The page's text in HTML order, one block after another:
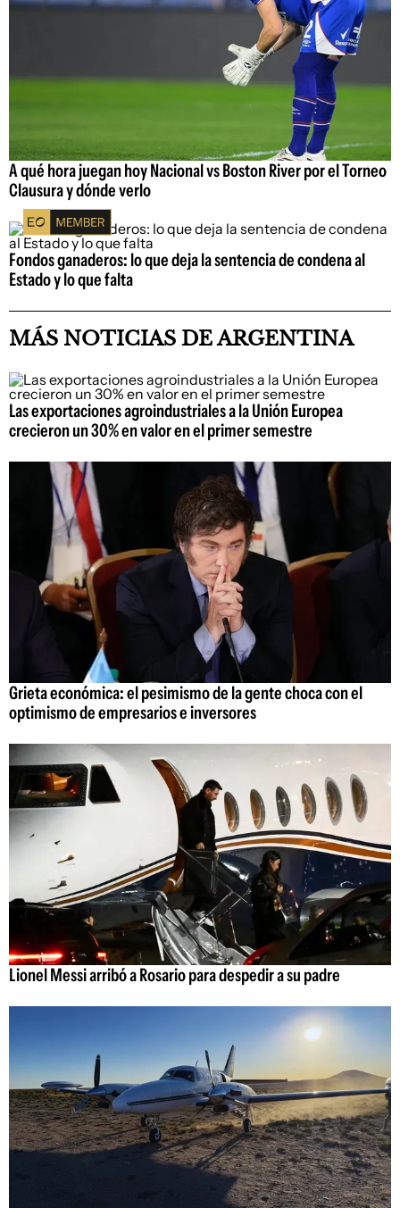
A qué hora juegan hoy Nacional vs Boston River por el Torneo
Clausura y dónde verlo
Fondos ganaderos: lo que deja la sentencia de condena al
Estado y lo que falta
MÁS NOTICIAS DE ARGENTINA
Las exportaciones agroindustriales a la Unión Europea
crecieron un 30% en valor en el primer semestre
Grieta económica: el pesimismo de la gente choca con el
optimismo de empresarios e inversores
Lionel Messi arribó a Rosario para despedir a su padre